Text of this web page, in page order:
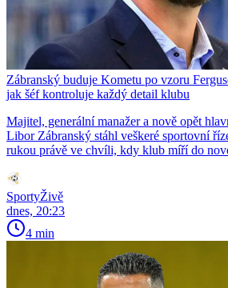
Zábranský buduje Kometu po vzoru
jak šéf kontroluje každý detail klubu
Majitel, generální manažer a nově opět
Libor Zábranský stáhl veškeré sportovní
rukou právě ve chvíli, kdy klub míří do
SportyŽivě
dnes, 20:23
4 min